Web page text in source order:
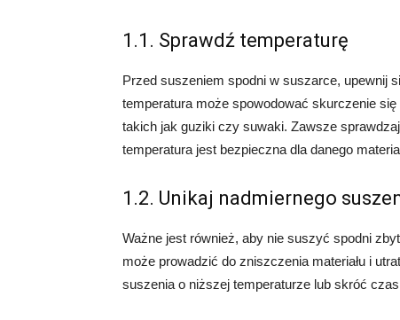
1.1. Sprawdź temperaturę
Przed suszeniem spodni w suszarce, upewnij
temperatura może spowodować skurczenie
takich jak guziki czy suwaki. Zawsze
temperatura jest bezpieczna dla danego
1.2. Unikaj nadmiernego
Ważne jest również, aby nie suszyć spodni
może prowadzić do zniszczenia materiału i
suszenia o niższej temperaturze lub skróć